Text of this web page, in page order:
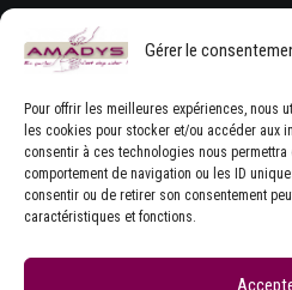
Gérer le
Pour offrir les meilleures expériences, nous
les cookies pour stocker et/ou accéder aux
consentir à ces technologies nous
comportement de navigation ou les ID
consentir ou de retirer son consentement
caractéristiques et fonctions.
J'ACCEPTE LES CONDITIONS
D'UTILISATION